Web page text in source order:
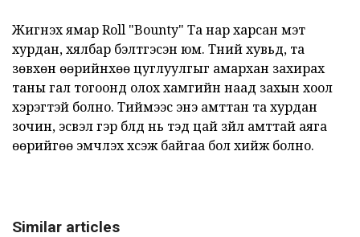
Жигнэх ямар Roll "Bounty" Та нар харсан мэт
хурдан, хялбар бэлтгэсэн юм. Түүний хувьд, та
зөвхөн өөрийнхөө цуглуулгыг амархан захирах
таны гал тогоонд олох хамгийн наад захын хоол
хэрэгтэй болно. Тиймээс энэ амттан та хурдан
зочин, эсвэл гэр бүлд нь тэд цай зүйл амттай аяга
өөрийгөө эмчлэх хүсэж байгаа бол хийж болно.
Similar articles